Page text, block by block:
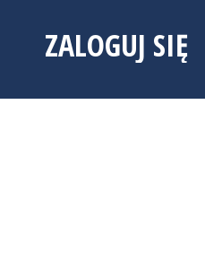
ZALOGUJ SIĘ